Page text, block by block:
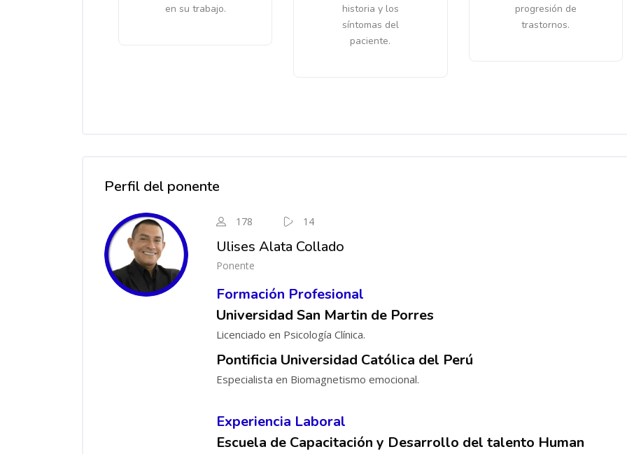
en su trabajo.
historia y los
síntomas del
paciente.
progresión de
trastornos.
Perfil del ponente
178 14
Ulises Alata Collado
Ponente
Formación Profesional
Universidad San Martin de Porres
Licenciado en Psicología Clínica.
Pontificia Universidad Católica del Perú
Especialista en Biomagnetismo emocional.
Experiencia Laboral
Escuela de Capacitación y Desarrollo del talento Human